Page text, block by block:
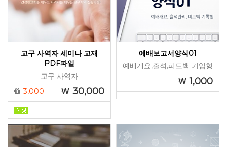
교구 사역자 세미나 교재
PDF파일
교구 사역자
3,000
30,000
예배보고서양식01
예배개요,출석,피드백 기입형
1,000